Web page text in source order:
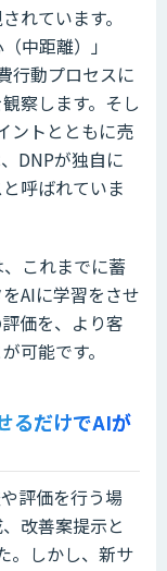
れています。
中距離）」
行動プロセスに
察します。そし
ントとともに売
DNPが独自に
呼ばれていま
これまでに蓄
AIに学習をさせ
価を、より客
可能です。
るだけでAIが
評価を行う場
改善案提示と
。しかし、新サ